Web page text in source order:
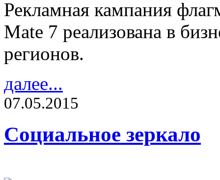
Рекламная кампания
Mate 7 реализована в
регионов.
далее...
07.05.2015
Социальное зеркало